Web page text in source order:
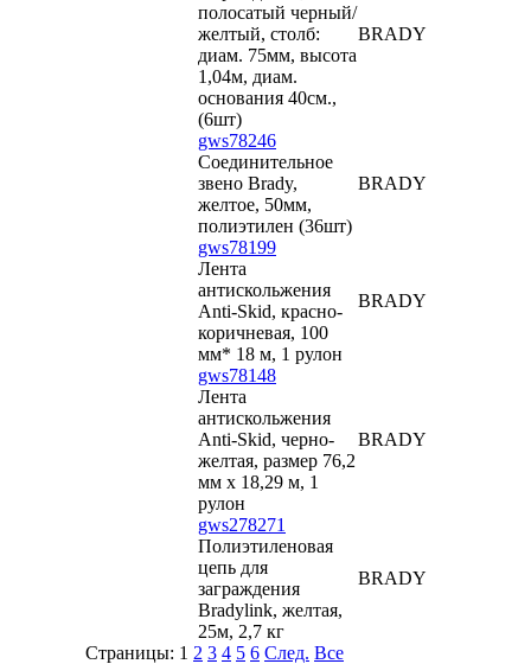
полосатый черный/
желтый, столб:
диам. 75мм, высота
1,04м, диам.
основания 40см.,
(6шт)
BRADY
gws78246
Соединительное
звено Brady,
желтое, 50мм,
полиэтилен (36шт)
BRADY
gws78199
Лента
антискольжения
Anti-Skid, красно-
коричневая, 100
мм* 18 м, 1 рулон
BRADY
gws78148
Лента
антискольжения
Anti-Skid, черно-
желтая, размер 76,2
мм х 18,29 м, 1
рулон
BRADY
gws278271
Полиэтиленовая
цепь для
заграждения
Bradylink, желтая,
25м, 2,7 кг
BRADY
Страницы: 1 2 3 4 5 6 След. Все